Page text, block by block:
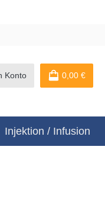
Konto 0,00 €
Injektion / Infusion